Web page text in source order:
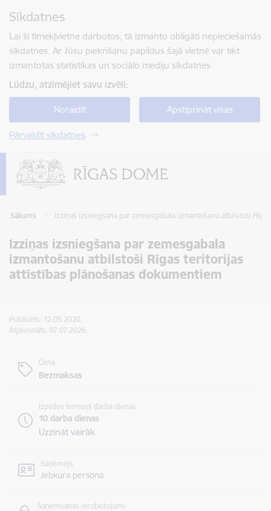
Sīkdatnes
Lai šī tīmekļvietne darbotos, tā izmanto obligāti nepieciešamās
sīkdatnes. Ar Jūsu piekrišanu papildus šajā vietnē var tikt
izmantotas statistikas un sociālo mediju sīkdatnes.
Lūdzu, atzīmējiet savu izvēli:
Noraidīt Apstiprināt visas
Pārvaldīt sīkdatnes
Sākums Izziņas izsniegšana par zemesgabala izmantošanu atbilstoši
Izziņas izsniegšana par zemesgabala
izmantošanu atbilstoši Rīgas teritorijas
attīstības plānošanas dokumentiem
Publicēts: 12.05.2020.
Atjaunināts: 07.07.2026.
Cena
Bezmaksas
Izpildes termiņš darba dienās
10 darba dienas
Uzzināt vairāk
Saņēmējs
Jebkura persona
Saņemšanas ierobežojumi